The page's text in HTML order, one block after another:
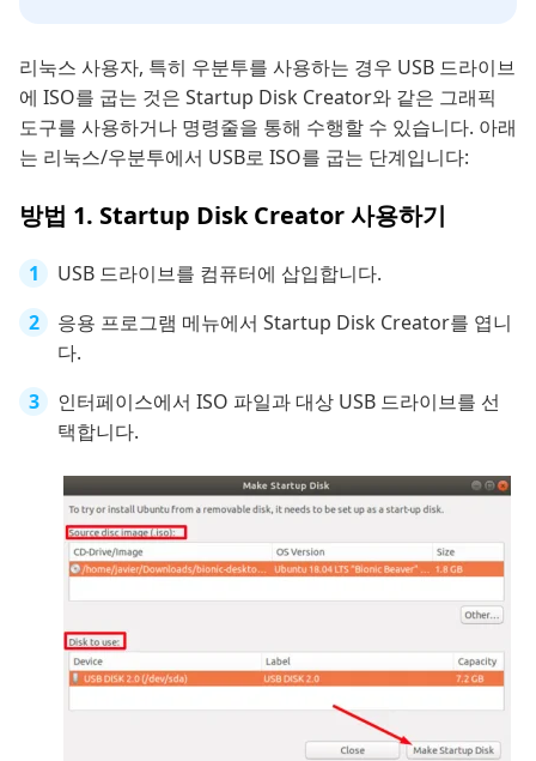
리눅스 사용자, 특히 우분투를 사용하는 경우 USB 드라이브
에 ISO를 굽는 것은 Startup Disk Creator와 같은 그래픽
도구를 사용하거나 명령줄을 통해 수행할 수 있습니다. 아래
는 리눅스/우분투에서 USB로 ISO를 굽는 단계입니다:
방법 1. Startup Disk Creator 사용하기
USB 드라이브를 컴퓨터에 삽입합니다.
응용 프로그램 메뉴에서 Startup Disk Creator를 엽니
다.
인터페이스에서 ISO 파일과 대상 USB 드라이브를 선
택합니다.